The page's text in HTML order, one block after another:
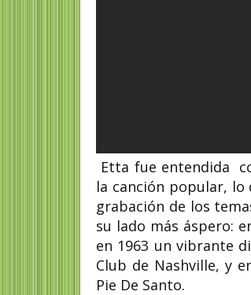
Etta fue entendida
la canción popular,
grabación de los
su lado más áspero:
en 1963 un vibrante
Club de Nashville, y
Pie De Santo.